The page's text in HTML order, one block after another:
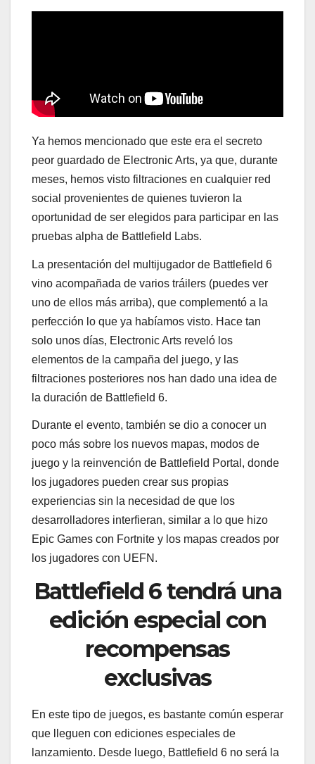
Ya hemos mencionado que este era el secreto
peor guardado de Electronic Arts, ya que, durante
meses, hemos visto filtraciones en cualquier red
social provenientes de quienes tuvieron la
oportunidad de ser elegidos para participar en las
pruebas alpha de Battlefield Labs.
La presentación del multijugador de Battlefield 6
vino acompañada de varios tráilers (puedes ver
uno de ellos más arriba), que complementó a la
perfección lo que ya habíamos visto. Hace tan
solo unos días, Electronic Arts reveló los
elementos de la campaña del juego, y las
filtraciones posteriores nos han dado una idea de
la duración de Battlefield 6.
Durante el evento, también se dio a conocer un
poco más sobre los nuevos mapas, modos de
juego y la reinvención de Battlefield Portal, donde
los jugadores pueden crear sus propias
experiencias sin la necesidad de que los
desarrolladores interfieran, similar a lo que hizo
Epic Games con Fortnite y los mapas creados por
los jugadores con UEFN.
Battlefield 6 tendrá una
edición especial con
recompensas
exclusivas
En este tipo de juegos, es bastante común esperar
que lleguen con ediciones especiales de
lanzamiento. Desde luego, Battlefield 6 no será la